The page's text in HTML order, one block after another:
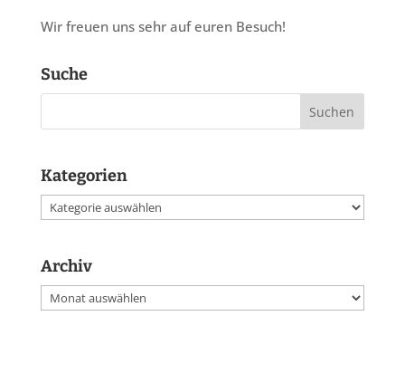
Wir freuen uns sehr auf euren Besuch!
Suche
Kategorien
Kategorien
Archiv
Archiv